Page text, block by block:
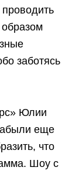
заботясь
Юлии
еще
что
Шоу с